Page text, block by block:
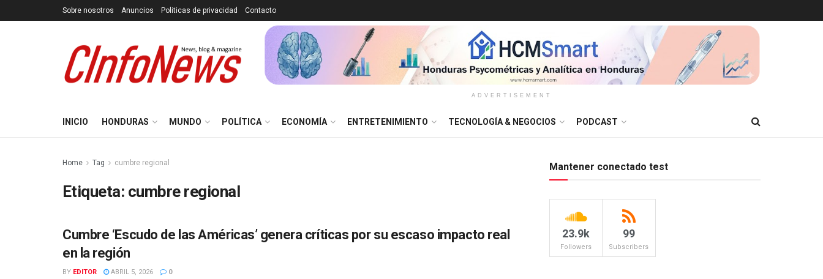
Sobre nosotros Anuncios Politicas de privacidad Contacto
ADVERTISEMENT
INICIO HONDURAS MUNDO POLÍTICA ECONOMÍA ENTRETENIMIENTO TECNOLOGÍA & NEGOCIOS PODCAST
Home Tag cumbre regional
Etiqueta: cumbre regional
INTERNACIONAL
Cumbre ‘Escudo de las Américas’ genera críticas por su escaso impacto real
en la región
BY EDITOR ABRIL 5, 2026 0
Mantener conectado test
23.9k
Followers
99
Subscribers